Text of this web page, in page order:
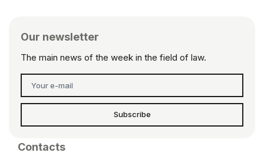
Our newsletter
The main news of the week in the field of law.
Subscribe
Contacts